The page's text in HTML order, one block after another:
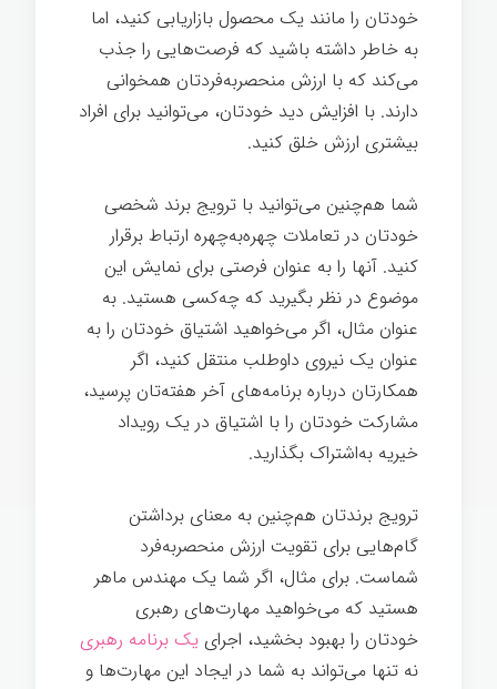
خودتان را مانند یک محصول بازاریابی کنید، اما
به خاطر داشته باشید که فرصت‌هایی را جذب
می‌کند که با ارزش منحصربه‌فردتان همخوانی
دارند. با افزایش دید خودتان، می‌توانید برای افراد
بیشتری ارزش خلق کنید.
شما هم‌چنین می‌توانید با ترویج برند شخصی
خودتان در تعاملات چهره‌به‌چهره ارتباط برقرار
کنید. آنها را به عنوان فرصتی برای نمایش این
موضوع در نظر بگیرید که چه‌کسی هستید. به
عنوان مثال، اگر می‌خواهید اشتیاق خودتان را به
عنوان یک نیروی داوطلب منتقل کنید، اگر
همکارتان درباره برنامه‌های آخر هفته‌تان پرسید،
مشارکت خودتان را با اشتیاق در یک رویداد
خیریه به‌اشتراک بگذارید.
ترویج برندتان هم‌چنین به معنای برداشتن
گام‌هایی برای تقویت ارزش منحصربه‌فرد
شماست. برای مثال، اگر شما یک مهندس ماهر
هستید که می‌خواهید مهارت‌های رهبری
خودتان را بهبود بخشید، اجرای یک برنامه رهبری
نه تنها می‌تواند به شما در ایجاد این مهارت‌ها و